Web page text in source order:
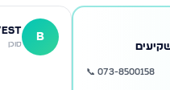
📞 073-8500158
B
סוכן